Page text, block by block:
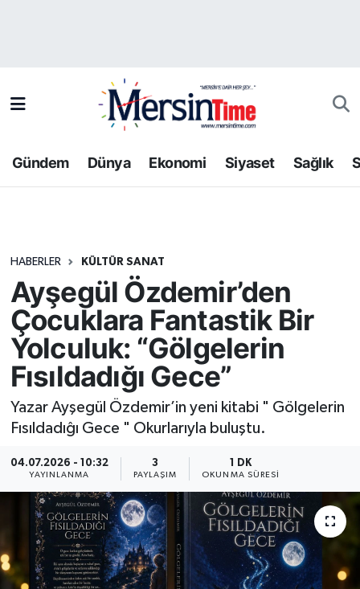
Gündem Dünya Ekonomi Siyaset Sağlık
HABERLER KÜLTÜR SANAT
Ayşegül Özdemir’den
Çocuklara Fantastik Bir
Yolculuk: “Gölgelerin
Fısıldadığı Gece”
Yazar Ayşegül Özdemir’in yeni kitabi " Gölgelerin
Fısıldadıĝı Gece " Okurlarıyla buluştu.
04.07.2026 - 10:32
YAYINLANMA
3
PAYLAŞIM
1 DK
OKUNMA SÜRESI
Bilim-Teknoloji
Dünya
Ekonomi
Gündem
Kültür-Sanat
Resmi İlan
Sağlık
Siyaset
Spor
Yaşam
Trafik Durumu
Tüm Manşetler
Haber Arşivi